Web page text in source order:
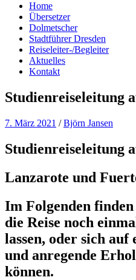
Home
Übersetzer
Dolmetscher
Stadtführer Dresden
Reiseleiter-/Begleiter
Aktuelles
Kontakt
Studienreiseleitung
7. März 2021 /Björn Jansen
Studienreiseleitung
Lanzarote und
Im Folgenden
die Reise noch
lassen, oder sich auf
und anregende
können.